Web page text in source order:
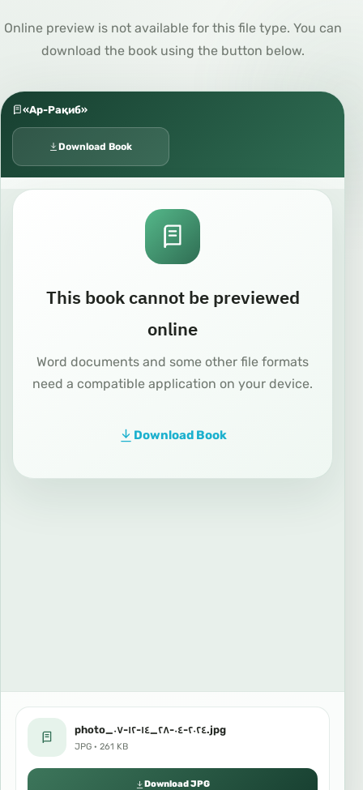
Online preview is not available for this file type. You can
download the book using the button below.
«Ар-Рақиб»
Download Book
This book cannot be previewed
online
Word documents and some other file formats
need a compatible application on your device.
Download Book
photo_٢٠٢٤-٠٤-٢٨_١٤-١٢-٠٧.jpg
JPG · 261 KB
Download JPG